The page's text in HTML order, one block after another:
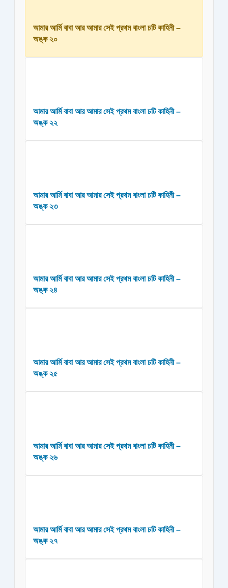
আমার আর্মি বাবা আর আমার সেই প্রথম বাংলা চটি কাহিনী –
অঙ্ক ২০
আমার আর্মি বাবা আর আমার সেই প্রথম বাংলা চটি কাহিনী –
অঙ্ক ২২
আমার আর্মি বাবা আর আমার সেই প্রথম বাংলা চটি কাহিনী –
অঙ্ক ২৩
আমার আর্মি বাবা আর আমার সেই প্রথম বাংলা চটি কাহিনী –
অঙ্ক ২৪
আমার আর্মি বাবা আর আমার সেই প্রথম বাংলা চটি কাহিনী –
অঙ্ক ২৫
আমার আর্মি বাবা আর আমার সেই প্রথম বাংলা চটি কাহিনী –
অঙ্ক ২৬
আমার আর্মি বাবা আর আমার সেই প্রথম বাংলা চটি কাহিনী –
অঙ্ক ২৭